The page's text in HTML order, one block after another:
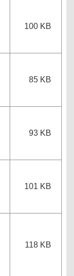
100 KB
85 KB
93 KB
101 KB
118 KB